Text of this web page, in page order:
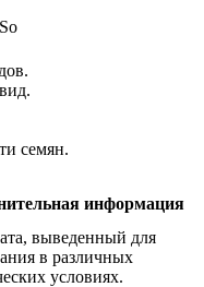
семян.
информация
выведенный для
в различных
условиях.